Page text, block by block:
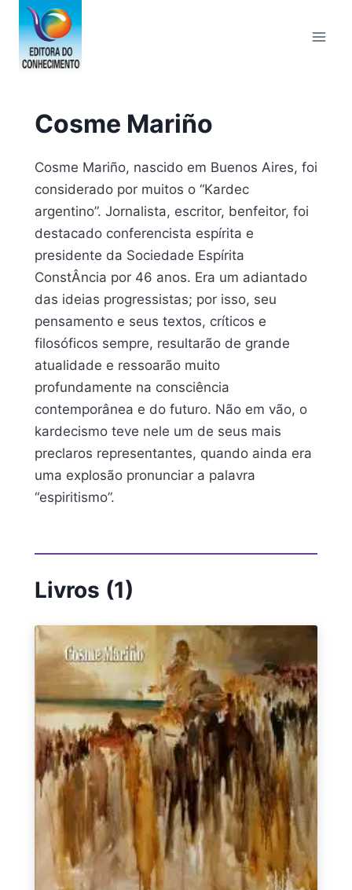
Pular
para
Conteúdo
Cosme Mariño
Cosme Mariño, nascido em Buenos Aires, foi
considerado por muitos o “Kardec
argentino”. Jornalista, escritor, benfeitor, foi
destacado conferencista espírita e
presidente da Sociedade Espírita
ConstÂncia por 46 anos. Era um adiantado
das ideias progressistas; por isso, seu
pensamento e seus textos, críticos e
filosóficos sempre, resultarão de grande
atualidade e ressoarão muito
profundamente na consciência
contemporânea e do futuro. Não em vão, o
kardecismo teve nele um de seus mais
preclaros representantes, quando ainda era
uma explosão pronunciar a palavra
“espiritismo”.
Livros (1)